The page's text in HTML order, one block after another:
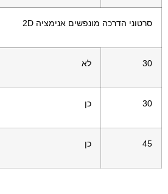
סרטוני הדרכה מונפשים אנימציה 2D
30 לא
30 כן
45 כן